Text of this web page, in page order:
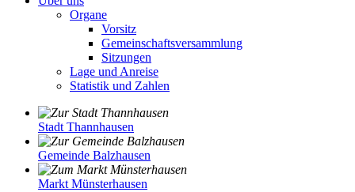
Organe
Vorsitz
Gemeinschaftsversammlung
Sitzungen
Lage und Anreise
Statistik und Zahlen
Stadt Thannhausen
Gemeinde Balzhausen
Markt Münsterhausen